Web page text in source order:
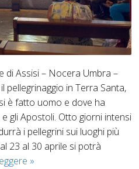
di Assisi – Nocera Umbra –
pellegrinaggio in Terra Santa,
è fatto uomo e dove ha
gli Apostoli. Otto giorni intensi
i pellegrini sui luoghi più
23 al 30 aprile si potrà
Pellegrinaggio
»